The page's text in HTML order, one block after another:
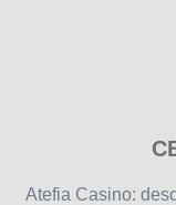
free
Atefia Casino: